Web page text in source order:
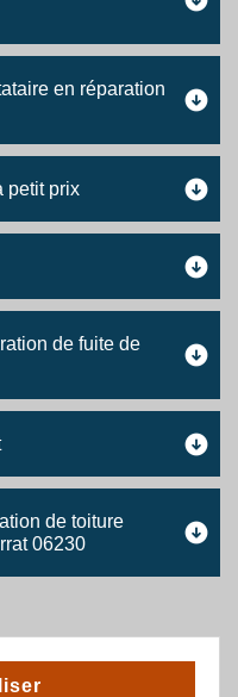
en réparation
petit prix
de fuite de
de toiture
06230